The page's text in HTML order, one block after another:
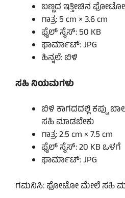
ಬಣ್ಣದ ಇತ್ತೀಚಿನ ಫೋಟೋ
ಗಾತ್ರ: 5 cm × 3.6 cm
ಫೈಲ್ ಸೈಸ್: 50 KB
ಫಾರ್ಮಾಟ್: JPG
ಹಿನ್ನಲೆ: ಬಿಳಿ
ಸಹಿ ನಿಯಮಗಳು
ಬಿಳಿ ಕಾಗದದಲ್ಲಿ ಕಪ್ಪು
ಸಹಿ ಮಾಡಬೇಕು
ಗಾತ್ರ: 2.5 cm × 7.5 cm
ಫೈಲ್ ಸೈಸ್: 20 KB ಒಳಗೆ
ಫಾರ್ಮಾಟ್: JPG
ಗಮನಿಸಿ: ಫೋಟೋ ಮೇಲೆ ಸಹಿ